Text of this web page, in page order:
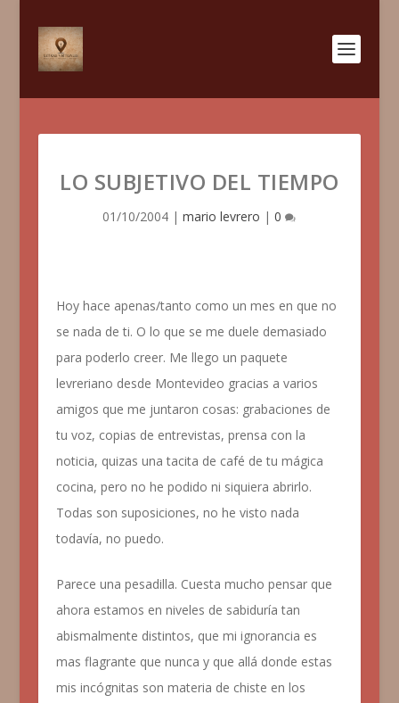
LO SUBJETIVO DEL TIEMPO
01/10/2004 |mario levrero |0
Hoy hace apenas/tanto como un mes en que no
se nada de ti. O lo que se me duele demasiado
para poderlo creer. Me llego un paquete
levreriano desde Montevideo gracias a varios
amigos que me juntaron cosas: grabaciones de
tu voz, copias de entrevistas, prensa con la
noticia, quizas una tacita de café de tu mágica
cocina, pero no he podido ni siquiera abrirlo.
Todas son suposiciones, no he visto nada
todavía, no puedo.
Parece una pesadilla. Cuesta mucho pensar que
ahora estamos en niveles de sabiduría tan
abismalmente distintos, que mi ignorancia es
mas flagrante que nunca y que allá donde estas
mis incógnitas son materia de chiste en los